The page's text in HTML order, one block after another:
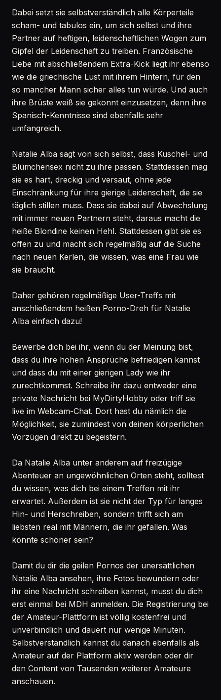
Dabei setzt sie selbstverständlich alle Körperteile
scham- und tabulos ein, um sich selbst und ihre
Partner auf heftigen, leidenschaftlichen Wogen zum
Gipfel der Leidenschaft zu treiben. Französische
Liebe mit abschließendem Extra-Kick liegt ihr ebenso
wie die griechische Lust mit ihrem Hintern, für den
so mancher Mann sicher alles tun würde. Und auch
ihre Brüste weiß sie gekonnt einzusetzen, denn ihre
Spanisch-Kenntnisse sind ebenfalls sehr
umfangreich.
Natalie Alba sagt von sich selbst, dass Kuschel- und
Blümchensex nicht zu ihre passen. Stattdessen mag
sie es hart, dreckig und versaut, ohne jede
Einschränkung für ihre gierige Leidenschaft, die sie
täglich stillen muss. Dass sie dabei auf Abwechslung
mit immer neuen Partnern steht, daraus macht die
heiße Blondine keinen Hehl. Stattdessen gibt sie es
offen zu und macht sich regelmäßig auf die Suche
nach neuen Kerlen, die wissen, was eine Frau wie
sie braucht.
Daher gehören regelmäßige User-Treffs mit
anschließendem heißen Porno-Dreh für Natalie
Alba einfach dazu!
Bewerbe dich bei ihr, wenn du der Meinung bist,
dass du ihre hohen Ansprüche befriedigen kannst
und dass du mit einer gierigen Lady wie ihr
zurechtkommst. Schreibe ihr dazu entweder eine
private Nachricht bei MyDirtyHobby oder triff sie
live im Webcam-Chat. Dort hast du nämlich die
Möglichkeit, sie zumindest von deinen körperlichen
Vorzügen direkt zu begeistern.
Da Natalie Alba unter anderem auf freizügige
Abenteuer an ungewöhnlichen Orten steht, solltest
du wissen, was dich bei einem Treffen mit ihr
erwartet. Außerdem ist sie nicht der Typ für langes
Hin- und Herschreiben, sondern trifft sich am
liebsten real mit Männern, die ihr gefallen. Was
könnte schöner sein?
Damit du dir die geilen Pornos der unersättlichen
Natalie Alba ansehen, ihre Fotos bewundern oder
ihr eine Nachricht schreiben kannst, musst du dich
erst einmal bei MDH anmelden. Die Registrierung bei
der Amateur-Plattform ist völlig kostenfrei und
unverbindlich und dauert nur wenige Minuten.
Selbstverständlich kannst du danach ebenfalls als
Amateur auf der Plattform aktiv werden oder dir
den Content von Tausenden weiterer Amateure
anschauen.